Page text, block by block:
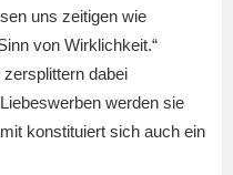
uns zeitigen wie
von Wirklichkeit.“
dabei
werden sie
konstituiert sich auch ein